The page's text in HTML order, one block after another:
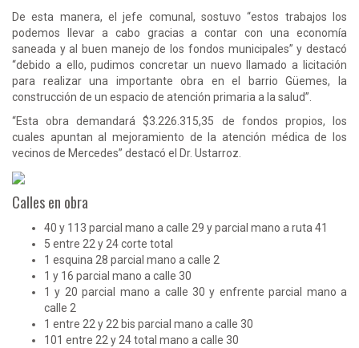
De esta manera, el jefe comunal, sostuvo “estos trabajos los
podemos llevar a cabo gracias a contar con una economía
saneada y al buen manejo de los fondos municipales” y destacó
“debido a ello, pudimos concretar un nuevo llamado a licitación
para realizar una importante obra en el barrio Güemes, la
construcción de un espacio de atención primaria a la salud”.
“Esta obra demandará $3.226.315,35 de fondos propios, los
cuales apuntan al mejoramiento de la atención médica de los
vecinos de Mercedes” destacó el Dr. Ustarroz.
Calles en obra
40 y 113 parcial mano a calle 29 y parcial mano a ruta 41
5 entre 22 y 24 corte total
1 esquina 28 parcial mano a calle 2
1 y 16 parcial mano a calle 30
1 y 20 parcial mano a calle 30 y enfrente parcial mano a
calle 2
1 entre 22 y 22 bis parcial mano a calle 30
101 entre 22 y 24 total mano a calle 30